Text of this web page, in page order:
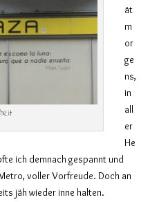
ät
m
or
ge
ns,
in
all
er
He
ich demnach gespannt und
voller Vorfreude. Doch an
jäh wieder inne halten.